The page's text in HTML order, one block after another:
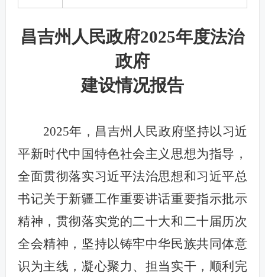
昌吉州人民政府2025年度法治
政府
建设情况报告
2025年，昌吉州人民政府坚持以习近
平新时代中国特色社会主义思想为指导，
全面贯彻落实习近平法治思想和习近平总
书记关于新疆工作重要讲话重要指示批示
精神，贯彻落实党的二十大和二十届历次
全会精神，坚持以铸牢中华民族共同体意
识为主线，凝心聚力、担当实干，顺利完